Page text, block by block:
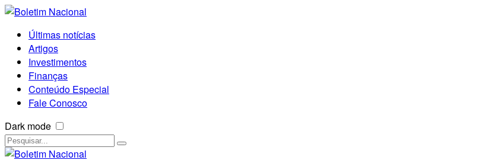
Últimas notícias
Artigos
Investimentos
Finanças
Conteúdo Especial
Fale Conosco
Dark mode